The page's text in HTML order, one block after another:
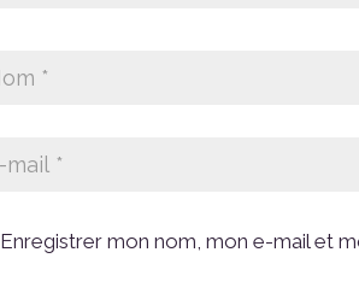
Enregistrer mon nom, mon e-mail et